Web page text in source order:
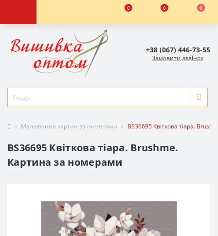
0 0 0
+38 (067) 446-73-55
Замовити дзвінок
Малювання картин за номерами BS36695 Квіткова тіара.
BS36695 Квіткова тіара. Brushme.
Картина за номерами